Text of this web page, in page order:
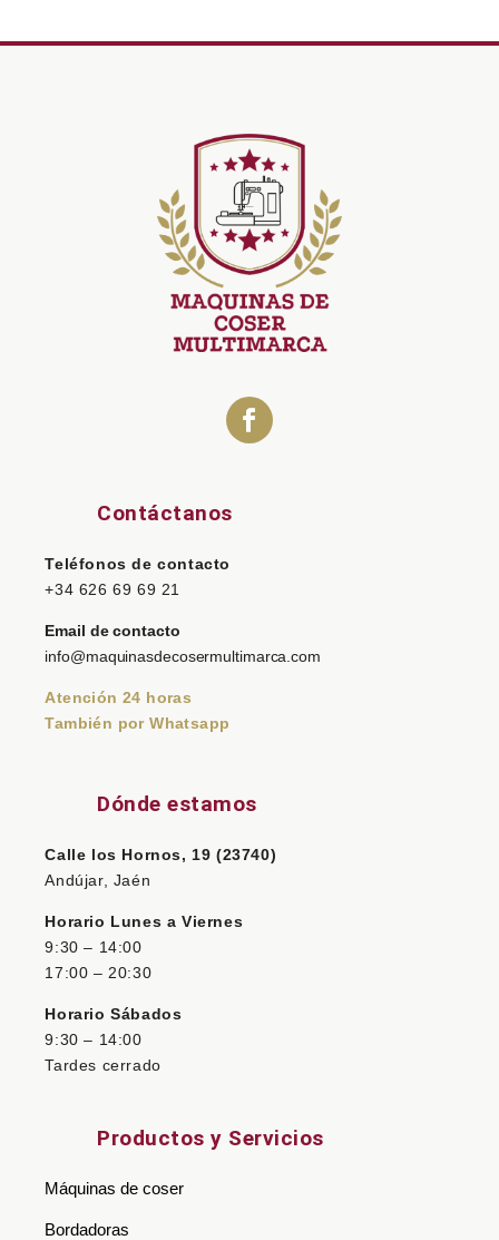
Contáctanos
Teléfonos de contacto
+34 626 69 69 21
Email de contacto
info@maquinasdecosermultimarca.com
Atención 24 horas
También por Whatsapp
Dónde estamos
Calle los Hornos, 19 (23740)
Andújar, Jaén
Horario Lunes a Viernes
9:30 – 14:00
17:00 – 20:30
Horario Sábados
9:30 – 14:00
Tardes cerrado
Productos y Servicios
Máquinas de coser
Bordadoras